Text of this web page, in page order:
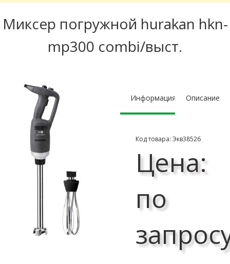
Миксер погружной hurakan hkn-
mp300 combi/выст.
Информация Описание
Код товара: Экв38526
Цена:
по